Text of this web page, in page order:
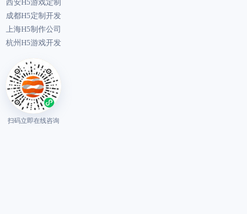
西安H5游戏定制
成都H5定制开发
上海H5制作公司
杭州H5游戏开发
扫码立即在线咨询